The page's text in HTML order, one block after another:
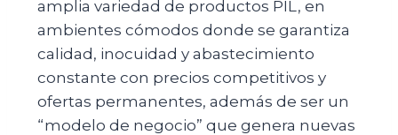
amplia variedad de productos PIL, en
ambientes cómodos donde se garantiza
calidad, inocuidad y abastecimiento
constante con precios competitivos y
ofertas permanentes, además de ser un
“modelo de negocio” que genera nuevas